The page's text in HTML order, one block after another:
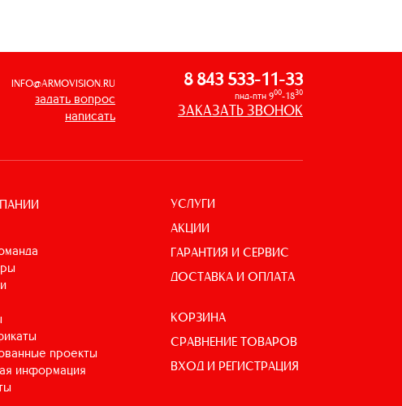
INFO@ARMOVISION.RU
задать вопрос
написать
8 843 533-11-33
пнд-птн 900-1830
ЗАКАЗАТЬ ЗВОНОК
проекты
информация
УСЛУГИ
АКЦИИ
ГАРАНТИЯ И СЕРВИС
ДОСТАВКА И ОПЛАТА
КОРЗИНА
СРАВНЕНИЕ ТОВАРОВ
ВХОД И РЕГИСТРАЦИЯ